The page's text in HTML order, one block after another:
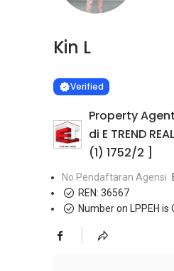
Kin L
VERIFIED
Verified
Property Agent
di E TREND
(1) 1752/2 ]
No Pendaftaran Agensi
REN: 36567
Number on LPPEH is
Learn more